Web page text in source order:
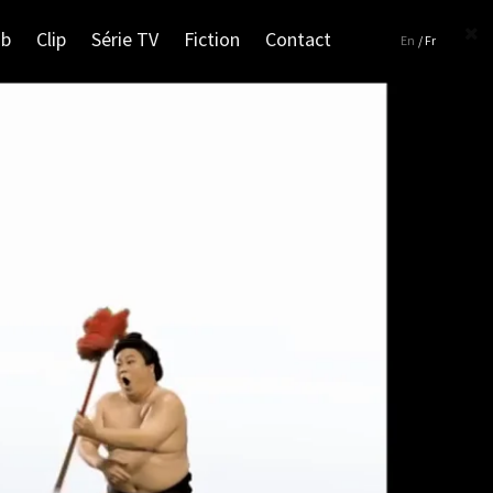
Clip Série TV Fiction Contact En / Fr